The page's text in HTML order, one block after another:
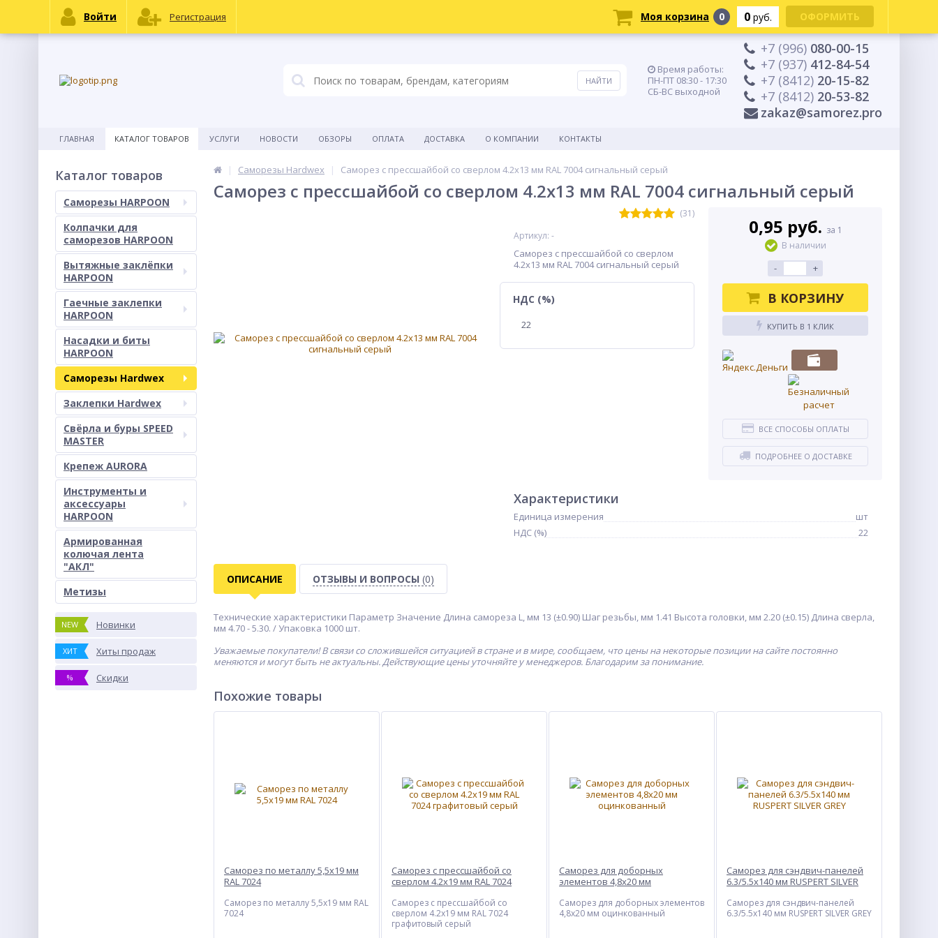
Время работы:
ПН-ПТ 08:30 - 17:30
СБ-ВС выходной
+7 (996) 080-00-15
+7 (937) 412-84-54
+7 (8412) 20-15-82
+7 (8412) 20-53-82
zakaz@samorez.pro
ГЛАВНАЯ КАТАЛОГ ТОВАРОВ УСЛУГИ НОВОСТИ ОБЗОРЫ ОПЛАТА ДОСТАВКА О КОМПАНИИ КОНТАКТЫ
Каталог товаров
Саморезы HARPOON
Колпачки для
саморезов HARPOON
Вытяжные заклёпки
HARPOON
Гаечные заклепки
HARPOON
Насадки и биты
HARPOON
Саморезы Hardwex
Заклепки Hardwex
Свёрла и буры SPEED
MASTER
Крепеж AURORA
Инструменты и
аксессуары
HARPOON
Армированная
колючая лента
"АКЛ"
Метизы
NEW Новинки
ХИТ Хиты продаж
% Скидки
Саморезы Hardwex Саморез с прессшайбой со сверлом 4.2х13 мм RAL 7004 сигнальный серый
Саморез с прессшайбой со сверлом 4.2х13 мм RAL 7004 сигнальный серый
(31)
Артикул: -
Саморез с прессшайбой со сверлом
4.2х13 мм RAL 7004 сигнальный серый
НДС (%)
22
0,95 руб. за 1
В наличии
- +
В КОРЗИНУ
КУПИТЬ В 1 КЛИК
ВСЕ СПОСОБЫ ОПЛАТЫ
ПОДРОБНЕЕ О ДОСТАВКЕ
Характеристики
Единица измерения
шт
НДС (%)
22
ОПИСАНИЕ ОТЗЫВЫ И ВОПРОСЫ (0)
Технические характеристики Параметр Значение Длина самореза L, мм 13 (±0.90) Шаг резьбы, мм 1.41 Высота головки, мм 2.20 (±0.15) Длина сверла,
мм 4.70 - 5.30. / Упаковка 1000 шт.
Уважаемые покупатели! В связи со сложившейся ситуацией в стране и в мире, сообщаем, что цены на некоторые позиции на сайте постоянно
меняются и могут быть не актуальны. Действующие цены уточняйте у менеджеров. Благодарим за понимание.
Похожие товары
Саморез по металлу 5,5x19 мм
RAL 7024
Саморез по металлу 5,5x19 мм RAL
7024
Саморез с прессшайбой со
сверлом 4.2x19 мм RAL 7024
Саморез с прессшайбой со
сверлом 4.2x19 мм RAL 7024
графитовый серый
Саморез для доборных
элементов 4,8x20 мм
Саморез для доборных элементов
4,8x20 мм оцинкованный
Саморез для сэндвич-панелей
6.3/5.5х140 мм RUSPERT SILVER
Саморез для сэндвич-панелей
6.3/5.5х140 мм RUSPERT SILVER GREY
Войти Регистрация Моя корзина 0 0 руб. ОФОРМИТЬ